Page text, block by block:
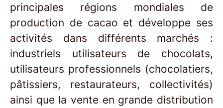
principales régions mondiales de
production de cacao et développe ses
activités dans différents marchés :
industriels utilisateurs de chocolats,
utilisateurs professionnels (chocolatiers,
pâtissiers, restaurateurs, collectivités)
ainsi que la vente en grande distribution